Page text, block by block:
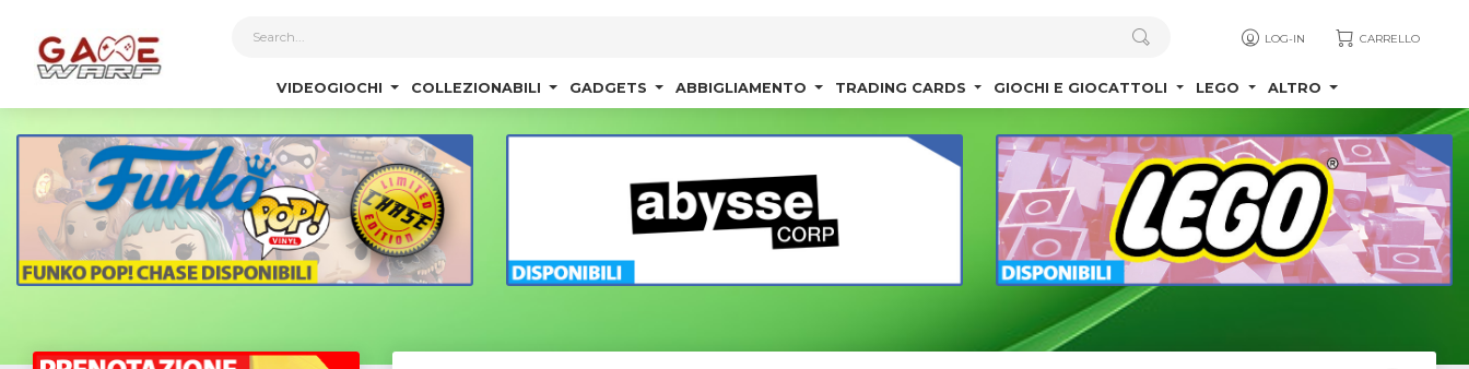
LOG-IN CARRELLO
VIDEOGIOCHI COLLEZIONABILI GADGETS ABBIGLIAMENTO TRADING CARDS GIOCHI E GIOCATTOLI LEGO ALTRO